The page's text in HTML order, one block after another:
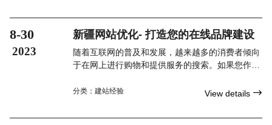
8-30
2023
新疆网站优化- 打造您的在线品牌建设
随着互联网的普及和发展，越来越多的消费者倾向
于在网上进行购物和提供服务的搜索。如果您作为
那么拥有一个经过优化的网站是非常重要的。这将
场中建立起强大的在线品牌。
分类： 建站经验 View details 